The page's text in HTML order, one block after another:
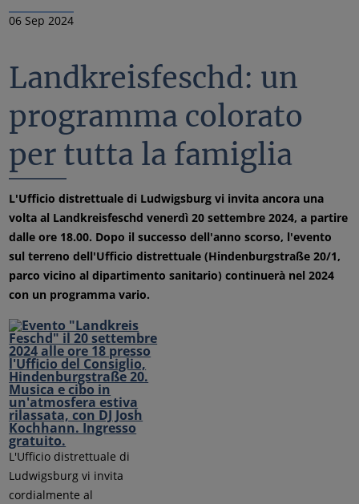
06 Sep 2024
Landkreisfeschd: un
programma colorato
per tutta la famiglia
L'Ufficio distrettuale di Ludwigsburg vi invita ancora una
volta al Landkreisfeschd venerdì 20 settembre 2024, a partire
dalle ore 18.00. Dopo il successo dell'anno scorso, l'evento
sul terreno dell'Ufficio distrettuale (Hindenburgstraße 20/1,
parco vicino al dipartimento sanitario) continuerà nel 2024
con un programma vario.
L'Ufficio distrettuale di
Ludwigsburg vi invita
cordialmente al